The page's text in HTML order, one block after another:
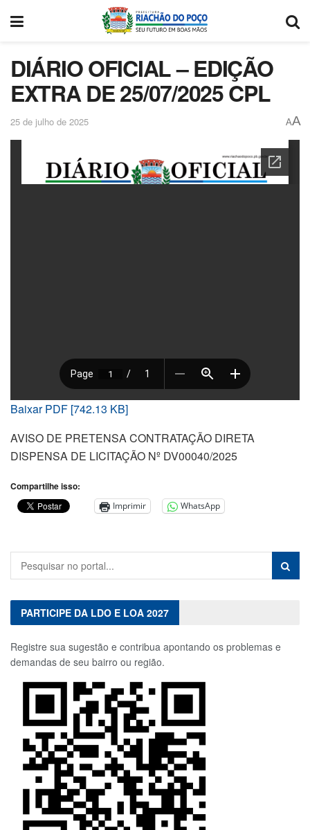
DIÁRIO OFICIAL – EDIÇÃO
EXTRA DE 25/07/2025 CPL
25 de julho de 2025 AA
Baixar PDF [742.13 KB]
AVISO DE PRETENSA CONTRATAÇÃO DIRETA
DISPENSA DE LICITAÇÃO Nº DV00040/2025
Compartilhe isso:
Imprimir WhatsApp
PARTICIPE DA LDO E LOA 2027
Registre sua sugestão e contribua apontando os problemas e
demandas de seu bairro ou região.